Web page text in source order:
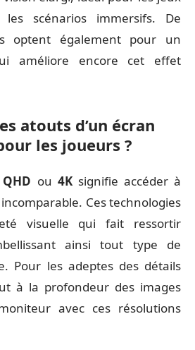
scénarios immersifs. De
optent également pour un
améliore encore cet effet
atouts d’un écran
les joueurs ?
ou 4Ksignifie accéder à
Ces technologies
visuelle qui fait ressortir
ainsi tout type de
Pour les adeptes des détails
à la profondeur des images
avec ces résolutions